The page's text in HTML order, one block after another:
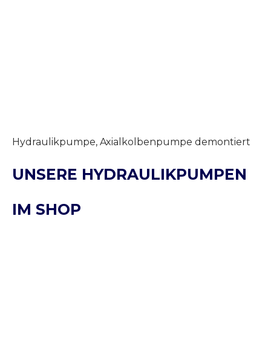
Hydraulikpumpe, Axialkolbenpumpe demontiert
UNSERE HYDRAULIKPUMPEN
IM SHOP